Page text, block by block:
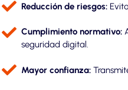
Reducción de riesgos:
Cumplimiento normativo:
seguridad digital.
Mayor confianza: